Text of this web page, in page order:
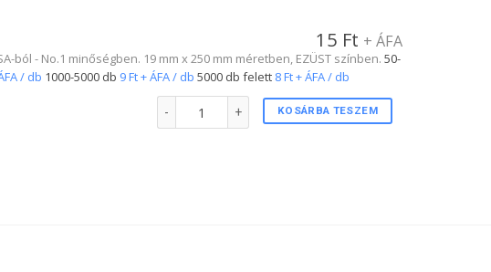
15 Ft + ÁFA
ból - No.1 minőségben. 19 mm x 250 mm méretben, EZÜST színben. 50-
/ db 1000-5000 db 9 Ft + ÁFA / db 5000 db felett 8 Ft + ÁFA / db
KOSÁRBA TESZEM
3/4"-s karszalag EZÜST színben mennyiség